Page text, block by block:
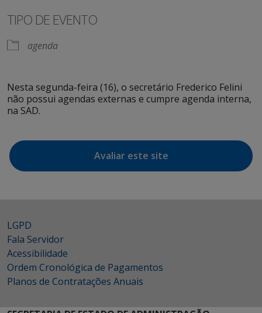
TIPO DE EVENTO
agenda
Nesta segunda-feira (16), o secretário Frederico Felini
não possui agendas externas e cumpre agenda interna,
na SAD.
Avaliar este site
LGPD
Fala Servidor
Acessibilidade
Ordem Cronológica de Pagamentos
Planos de Contratações Anuais